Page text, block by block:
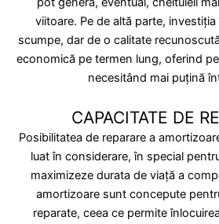
viitoare. Pe de altă parte,
scumpe, dar de o calitate
economică pe termen lung, oferind
necesitând mai puțină
CAPACITATE DE
Posibilitatea de reparare a
luat în considerare, în special
maximizeze durata de viață a
amortizoare sunt concepute
reparate, ceea ce permite